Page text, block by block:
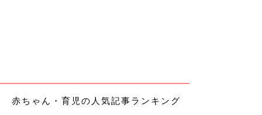
――精神科医を専門にした理由はどんなことですか？
赤ちゃん・育児の人気記事ランキング